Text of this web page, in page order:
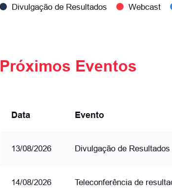
Divulgação de Resultados Webcast
Próximos Eventos
Data Evento
13/08/2026 Divulgação de
14/08/2026 Teleconferência de